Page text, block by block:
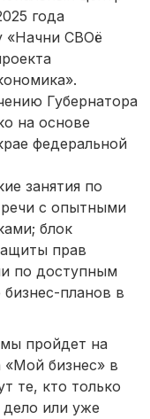
года
«Начни СВОё
Губернатора
на основе
федеральной
занятия по
с опытными
блок
прав
по доступным
планов в
пройдет на
«Мой бизнес» в
те, кто только
дело или уже